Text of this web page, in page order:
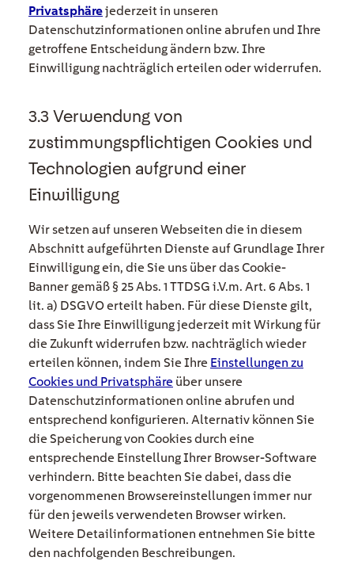
Privatsphärejederzeit in unseren
Datenschutzinformationen online abrufen und Ihre
getroffene Entscheidung ändern bzw. Ihre
Einwilligung nachträglich erteilen oder widerrufen.
3.3 Verwendung von
zustimmungspflichtigen Cookies und
Technologien aufgrund einer
Einwilligung
Wir setzen auf unseren Webseiten die in diesem
Abschnitt aufgeführten Dienste auf Grundlage Ihrer
Einwilligung ein, die Sie uns über das Cookie-
Banner gemäß § 25 Abs. 1 TTDSG i.V.m. Art. 6 Abs. 1
lit. a) DSGVO erteilt haben. Für diese Dienste gilt,
dass Sie Ihre Einwilligung jederzeit mit Wirkung für
die Zukunft widerrufen bzw. nachträglich wieder
erteilen können, indem Sie Ihre Einstellungen zu
Cookies und Privatsphäre über unsere
Datenschutzinformationen online abrufen und
entsprechend konfigurieren. Alternativ können Sie
die Speicherung von Cookies durch eine
entsprechende Einstellung Ihrer Browser-Software
verhindern. Bitte beachten Sie dabei, dass die
vorgenommenen Browsereinstellungen immer nur
für den jeweils verwendeten Browser wirken.
Weitere Detailinformationen entnehmen Sie bitte
den nachfolgenden Beschreibungen.